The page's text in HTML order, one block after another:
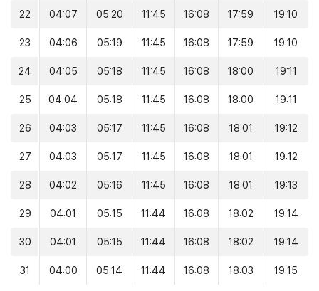
22 04:07 05:20 11:45 16:08 17:59 19:10
23 04:06 05:19 11:45 16:08 17:59 19:10
24 04:05 05:18 11:45 16:08 18:00 19:11
25 04:04 05:18 11:45 16:08 18:00 19:11
26 04:03 05:17 11:45 16:08 18:01 19:12
27 04:03 05:17 11:45 16:08 18:01 19:12
28 04:02 05:16 11:45 16:08 18:01 19:13
29 04:01 05:15 11:44 16:08 18:02 19:14
30 04:01 05:15 11:44 16:08 18:02 19:14
31 04:00 05:14 11:44 16:08 18:03 19:15